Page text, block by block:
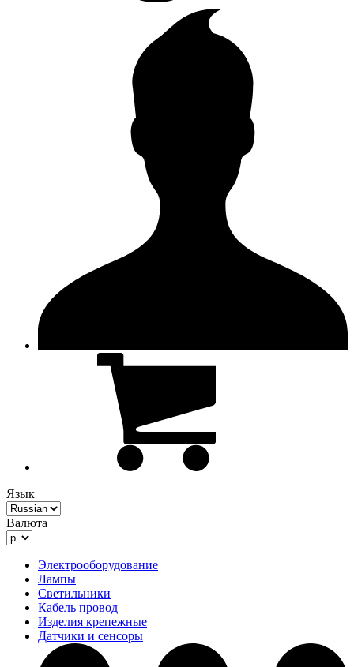
Язык
Валюта
Электрооборудование
Лампы
Светильники
Кабель провод
Изделия крепежные
Датчики и сенсоры